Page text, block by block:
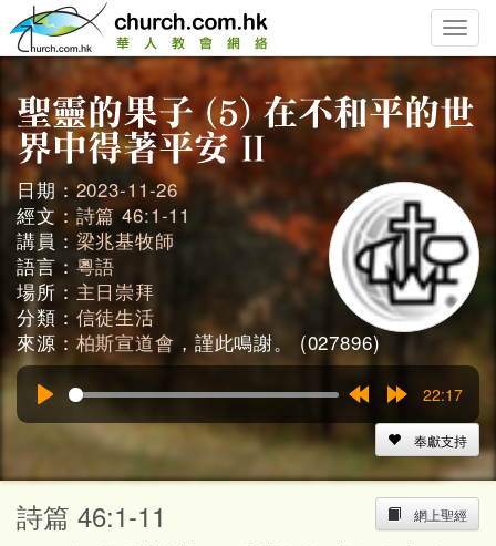
Toggle
日期：2023-11-26
經文： 詩篇 46:1-11
講員： 梁兆基牧師
語言： 粵語
場所： 主日崇拜
分類： 信徒生活
來源： 柏斯宣道會 ，謹此鳴謝。 (027896)
15s
15s
22:17
奉獻支持
網上聖經
詩篇 46:1-11